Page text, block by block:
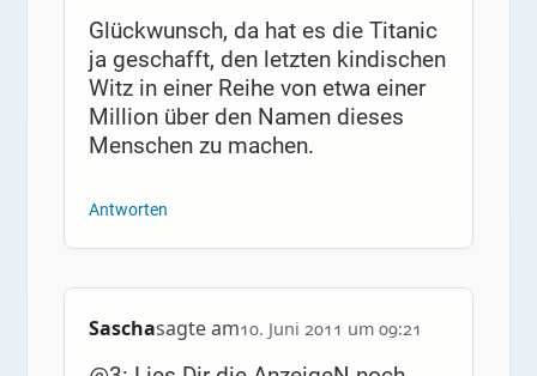
Glückwunsch, da hat es die Titanic
ja geschafft, den letzten kindischen
Witz in einer Reihe von etwa einer
Million über den Namen dieses
Menschen zu machen.
Antworten
Saschasagte am10. Juni 2011 um 09:21